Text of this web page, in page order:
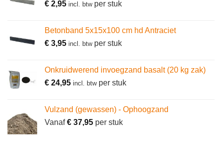
€ 2,95 incl. btwper stuk
Betonband 5x15x100 cm hd Antraciet
€ 3,95 incl. btwper stuk
Onkruidwerend invoegzand basalt (20 kg zak)
€ 24,95 incl. btwper stuk
Vulzand (gewassen) - Ophoogzand
Vanaf€ 37,95 per stuk